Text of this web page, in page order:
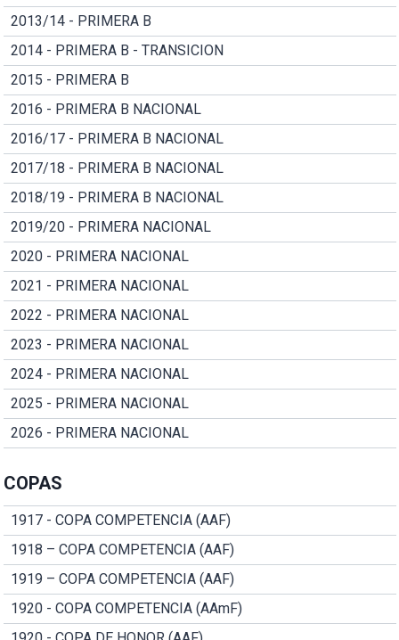
2013/14 - PRIMERA B
2014 - PRIMERA B - TRANSICION
2015 - PRIMERA B
2016 - PRIMERA B NACIONAL
2016/17 - PRIMERA B NACIONAL
2017/18 - PRIMERA B NACIONAL
2018/19 - PRIMERA B NACIONAL
2019/20 - PRIMERA NACIONAL
2020 - PRIMERA NACIONAL
2021 - PRIMERA NACIONAL
2022 - PRIMERA NACIONAL
2023 - PRIMERA NACIONAL
2024 - PRIMERA NACIONAL
2025 - PRIMERA NACIONAL
2026 - PRIMERA NACIONAL
COPAS
1917 - COPA COMPETENCIA (AAF)
1918 – COPA COMPETENCIA (AAF)
1919 – COPA COMPETENCIA (AAF)
1920 - COPA COMPETENCIA (AAmF)